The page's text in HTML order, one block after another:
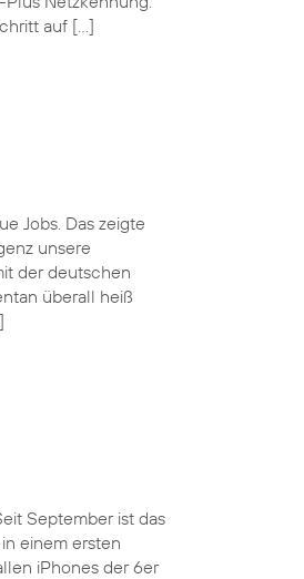
auf […]
Jobs. Das zeigte
unsere
der deutschen
überall heiß
September ist das
einem ersten
iPhones der 6er